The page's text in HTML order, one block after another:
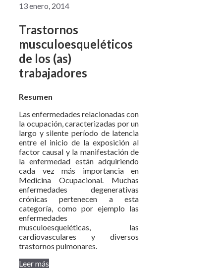
13 enero, 2014
Trastornos
musculoesqueléticos
de los (as)
trabajadores
Resumen
Las enfermedades relacionadas con
la ocupación, caracterizadas por un
largo y silente período de latencia
entre el inicio de la exposición al
factor causal y la manifestación de
la enfermedad están adquiriendo
cada vez más importancia en
Medicina Ocupacional. Muchas
enfermedades degenerativas
crónicas pertenecen a esta
categoría, como por ejemplo las
enfermedades
musculoesqueléticas, las
cardiovasculares y diversos
trastornos pulmonares.
Leer más